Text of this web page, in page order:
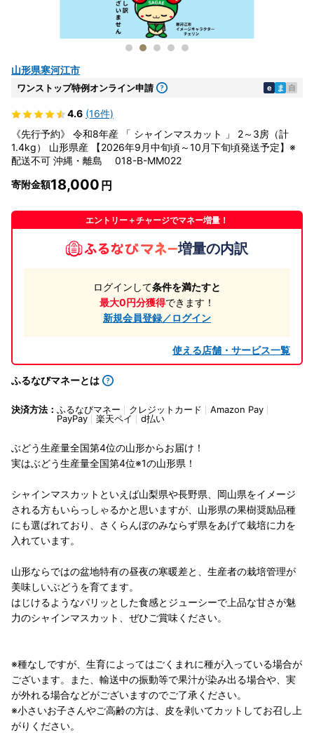
山形県寒河江市
ワンストップ特例オンライン申請 e ま 自
4.6 (16件)
《先行予約》 令和8年産 「 シャインマスカット 」 2～3房（計
1.4kg） 山形県産 【2026年9月中旬頃～10月下旬頃発送予定】※
配送不可 沖縄・離島 018-B-MM022
寄附金額18,000
エントリー＋チャージでマネー増量！
増量の内訳
ログインして条件を満たすと
最大0円分獲得できます！
新規会員登録／ログイン
使える店舗・サービス一覧
ふるなびマネーとは
決済方法： ふるなびマネー クレジットカード
Amazon Pay
PayPay
楽天ペイ d払い
ぶどう生産量全国第4位の山形からお届け！
実はぶどう生産量全国第4位※1の山形県！
シャインマスカットといえば山梨県や長野県、岡山県をイメージ
される方もいらっしゃるかと思いますが、山形県の果樹奨励品種
にも選ばれており、さくらんぼのみならず県をあげて栽培に力を
入れています。
山形ならではの盆地特有の昼夜の寒暖差と、生産者の栽培管理が
美味しいぶどうを育てます。
はじけるようなパリッとした食感とジューシーで上品な甘さが魅
力のシャインマスカット、ぜひご賞味ください。
※種なしですが、生育によってはごくまれに種が入っている場合が
ございます。また、輸送中の振動等で果汁が染み出る場合や、実
が外れる場合などがございますのでご了承ください。
※小さいお子さんやご高齢の方は、皮を剥いてカットしてお召し上
がりください。